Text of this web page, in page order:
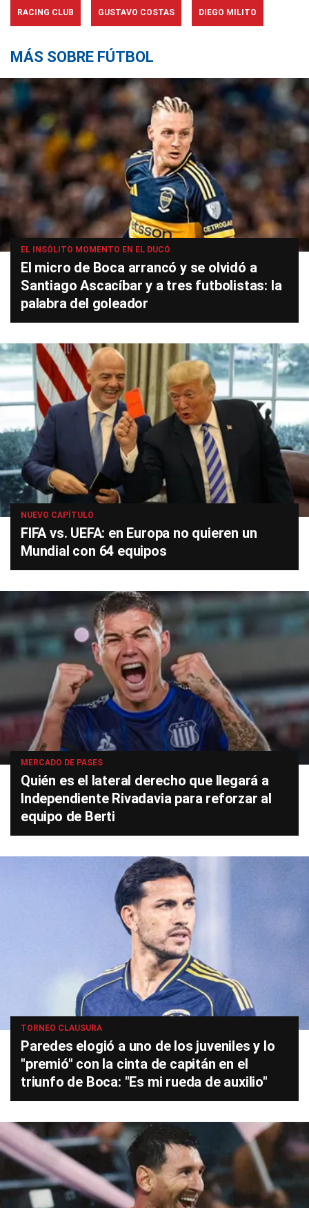
RACING CLUB GUSTAVO COSTAS DIEGO MILITO
MÁS SOBRE FÚTBOL
EL INSÓLITO MOMENTO EN EL DUCÓ
El micro de Boca arrancó y se olvidó a
Santiago Ascacíbar y a tres futbolistas: la
palabra del goleador
NUEVO CAPÍTULO
FIFA vs. UEFA: en Europa no quieren un
Mundial con 64 equipos
MERCADO DE PASES
Quién es el lateral derecho que llegará a
Independiente Rivadavia para reforzar al
equipo de Berti
TORNEO CLAUSURA
Paredes elogió a uno de los juveniles y lo
"premió" con la cinta de capitán en el
triunfo de Boca: "Es mi rueda de auxilio"